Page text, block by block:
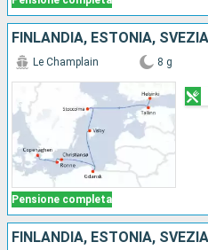
Pensione completa
Le Champlain 8 g